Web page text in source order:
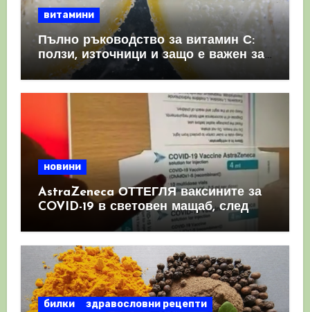
витамини
Пълно ръководство за витамин С:
ползи, източници и защо е важен за
имунната система
новини
AstraZeneca ОТТЕГЛЯ ваксините за
COVID-19 в световен мащаб, след
като призна, че те причиняват
билки
здравословни рецепти